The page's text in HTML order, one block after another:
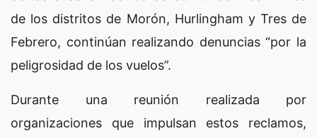
de los distritos de Morón, Hurlingham y Tres de
Febrero, continúan realizando denuncias “por la
peligrosidad de los vuelos”.
Durante una reunión realizada por
organizaciones que impulsan estos reclamos,